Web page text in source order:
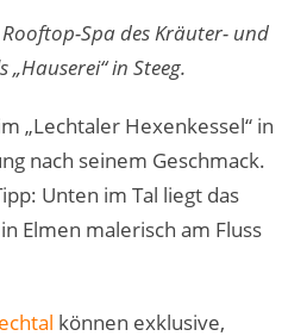
Spa des Kräuter- und
„Hauserei“ in Steeg.
„Lechtaler Hexenkessel“ in
nach seinem Geschmack.
Unten im Tal liegt das
Elmen malerisch am Fluss
können exklusive,